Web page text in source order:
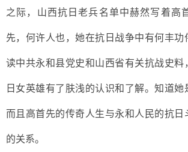
之际，山西抗日老兵名单中赫然写着高
先，何许人也，她在抗日战争中有何丰功
读中共永和县党史和山西省有关抗战史料
日女英雄有了肤浅的认识和了解。知道她
而且高首先的传奇人生与永和人民的抗日
的关系。